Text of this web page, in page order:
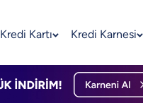
Kredi Kartı Kredi Karnesi